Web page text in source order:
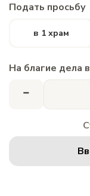
Подать просьбу
в 1 храм
На благие дела
-